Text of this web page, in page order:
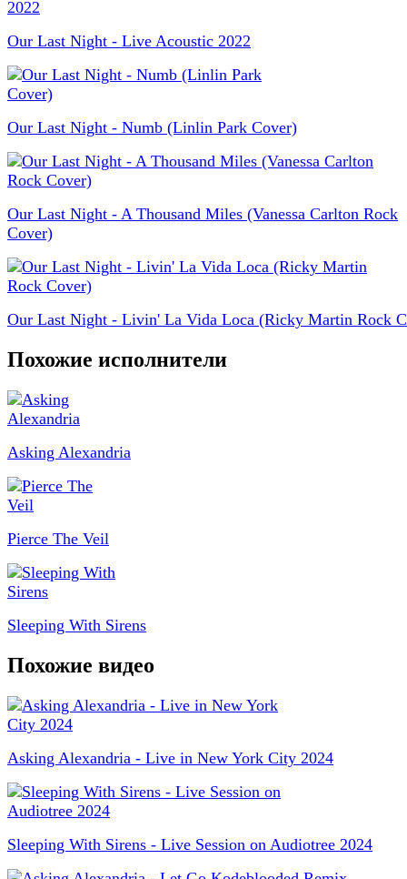
Our Last Night - Live Acoustic 2022
Our Last Night - Numb (Linlin Park Cover)
Our Last Night - A Thousand Miles (Vanessa Carlton Rock
Cover)
Our Last Night - Livin' La Vida Loca (Ricky Martin Rock
Похожие исполнители
Asking Alexandria
Pierce The Veil
Sleeping With Sirens
Похожие видео
Asking Alexandria - Live in New York City 2024
Sleeping With Sirens - Live Session on Audiotree 2024